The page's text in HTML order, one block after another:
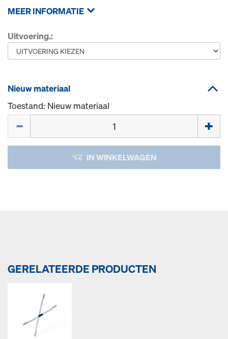
MEER INFORMATIE
Uitvoering.:
Nieuw materiaal
Toestand: Nieuw materiaal
IN WINKELWAGEN
GERELATEERDE PRODUCTEN